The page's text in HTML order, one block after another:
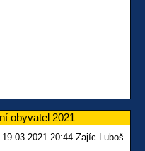
obyvatel 2021
19.03.2021 20:44 Zajíc Luboš